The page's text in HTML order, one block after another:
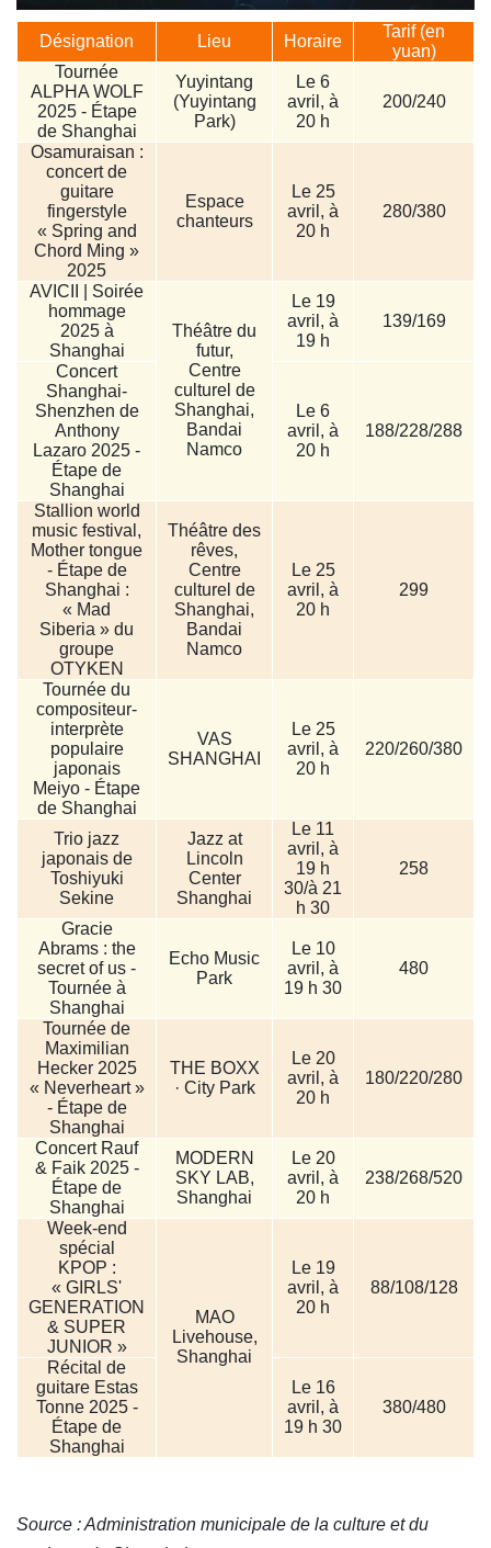
Désignation Lieu Horaire
Tarif (en
yuan)
Tournée
ALPHA WOLF
2025 - Étape
de Shanghai
Yuyintang
(Yuyintang
Park)
Le 6
avril, à
20 h
200/240
Osamuraisan :
concert de
guitare
fingerstyle
« Spring and
Chord Ming »
2025
Espace
chanteurs
Le 25
avril, à
20 h
280/380
AVICII | Soirée
hommage
2025 à
Shanghai
Théâtre du
futur,
Centre
culturel de
Shanghai,
Bandai
Namco
Le 19
avril, à
19 h
139/169
Concert
Shanghai-
Shenzhen de
Anthony
Lazaro 2025 -
Étape de
Shanghai
Le 6
avril, à
20 h
188/228/288
Stallion world
music festival,
Mother tongue
- Étape de
Shanghai :
« Mad
Siberia » du
groupe
OTYKEN
Théâtre des
rêves,
Centre
culturel de
Shanghai,
Bandai
Namco
Le 25
avril, à
20 h
299
Tournée du
compositeur-
interprète
populaire
japonais
Meiyo - Étape
de Shanghai
VAS
SHANGHAI
Le 25
avril, à
20 h
220/260/380
Trio jazz
japonais de
Toshiyuki
Sekine
Jazz at
Lincoln
Center
Shanghai
Le 11
avril, à
19 h
30/à 21
h 30
258
Gracie
Abrams : the
secret of us -
Tournée à
Shanghai
Echo Music
Park
Le 10
avril, à
19 h 30
480
Tournée de
Maximilian
Hecker 2025
« Neverheart »
- Étape de
Shanghai
THE BOXX
· City Park
Le 20
avril, à
20 h
180/220/280
Concert Rauf
& Faik 2025 -
Étape de
Shanghai
MODERN
SKY LAB,
Shanghai
Le 20
avril, à
20 h
238/268/520
Week-end
spécial
KPOP :
« GIRLS'
GENERATION
& SUPER
JUNIOR »
MAO
Livehouse,
Shanghai
Le 19
avril, à
20 h
88/108/128
Récital de
guitare Estas
Tonne 2025 -
Étape de
Shanghai
Le 16
avril, à
19 h 30
380/480
Source : Administration municipale de la culture et du